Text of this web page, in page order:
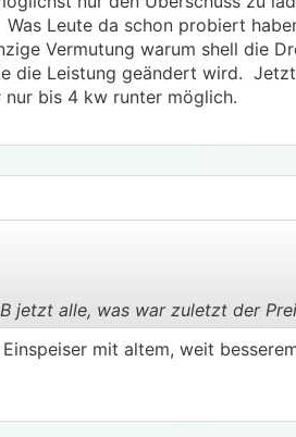
Leute da schon probiert
Vermutung warum shell die
die Leistung geändert wird.
nur bis 4 kw runter möglich.
..
jetzt alle, was war zuletzt der
mit altem, weit